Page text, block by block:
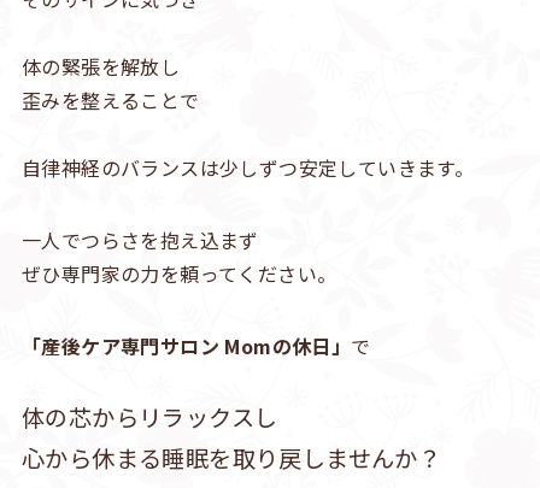
体の緊張を解放し
歪みを整えることで
自律神経のバランスは少しずつ安定していきます。
一人でつらさを抱え込まず
ぜひ専門家の力を頼ってください。
「産後ケア専門サロン Momの休日」 で
体の芯からリラックスし
心から休まる睡眠を取り戻しませんか？